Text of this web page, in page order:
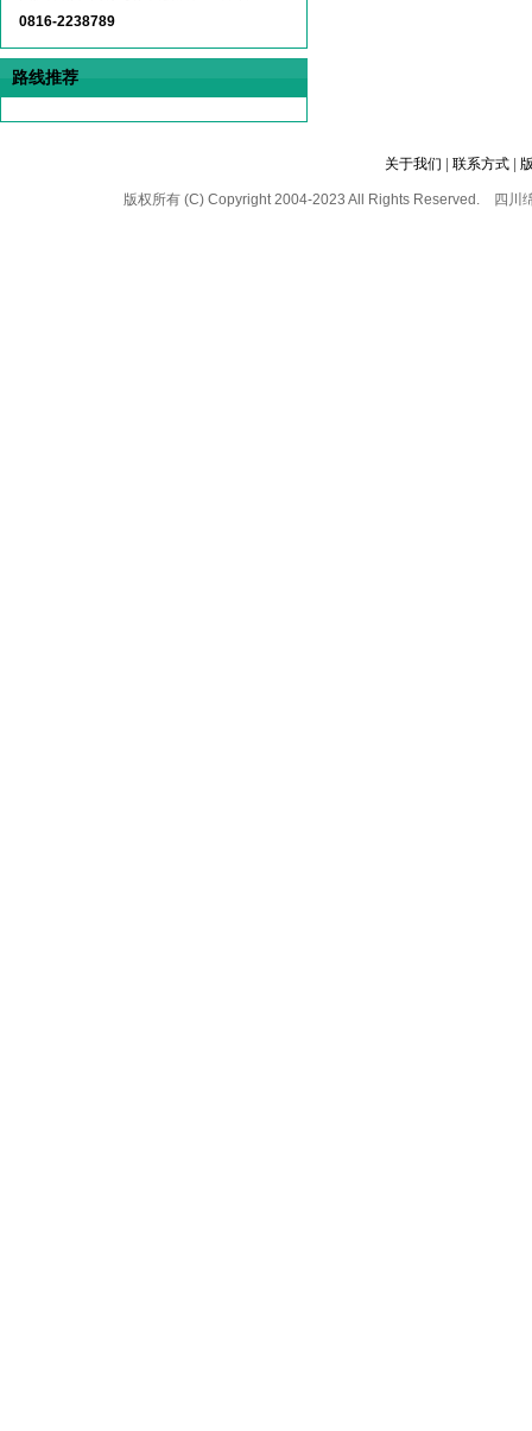
0816-2238789
路线推荐
关于我们 联系方式|
版权所有 (C) Copyright 2004-2023 All Rights Reserved. 四